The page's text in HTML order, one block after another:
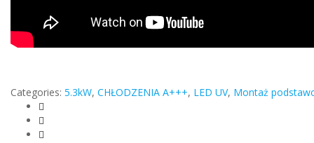
Categories: 5.3kW, CHŁODZENIA A+++, LED UV, Montaż